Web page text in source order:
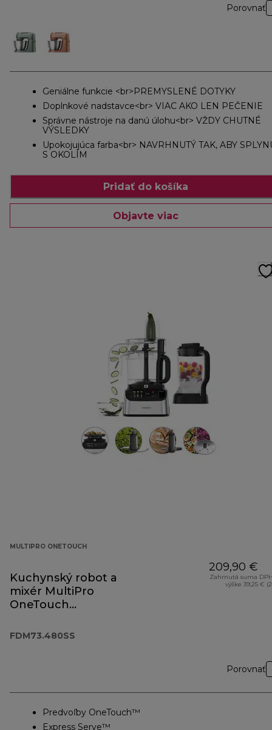
Porovnať
Geniálne funkcie <br>PREMYSLENÉ DOTYKY
Doplnkové nadstavce<br> VIAC AKO LEN PEČENIE
Správne nástroje na danú úlohu<br> VŽDY CHUTNÉ
VÝSLEDKY
Upokojujúca farba<br> NAVRHNUTÝ TAK, ABY
S OKOLÍM
Pridať do košíka
Objavte viac
MULTIPRO ONETOUCH
Kuchynský robot a
mixér MultiPro
OneTouch
FDM73.480SS
209,90 €
Zahrnutá suma
výške 39,25 €
Porovnať
Predvoľby OneTouch™
Express Serve™